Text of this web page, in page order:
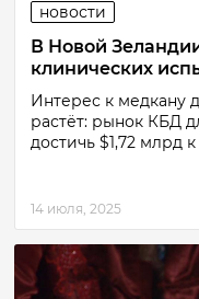
новости
В Новой
клинических
Интерес к медкану
растёт: рынок КБД
достичь $1,72 млрд
14 июля, 2025